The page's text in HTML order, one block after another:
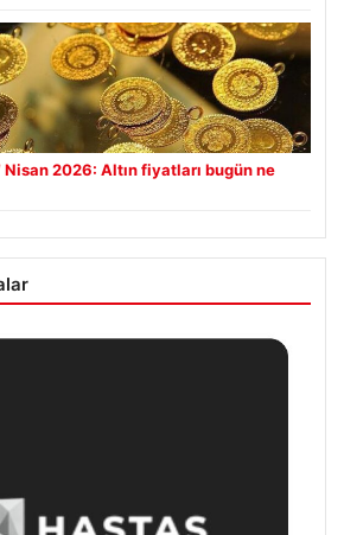
Nisan 2026: Altın fiyatları bugün ne